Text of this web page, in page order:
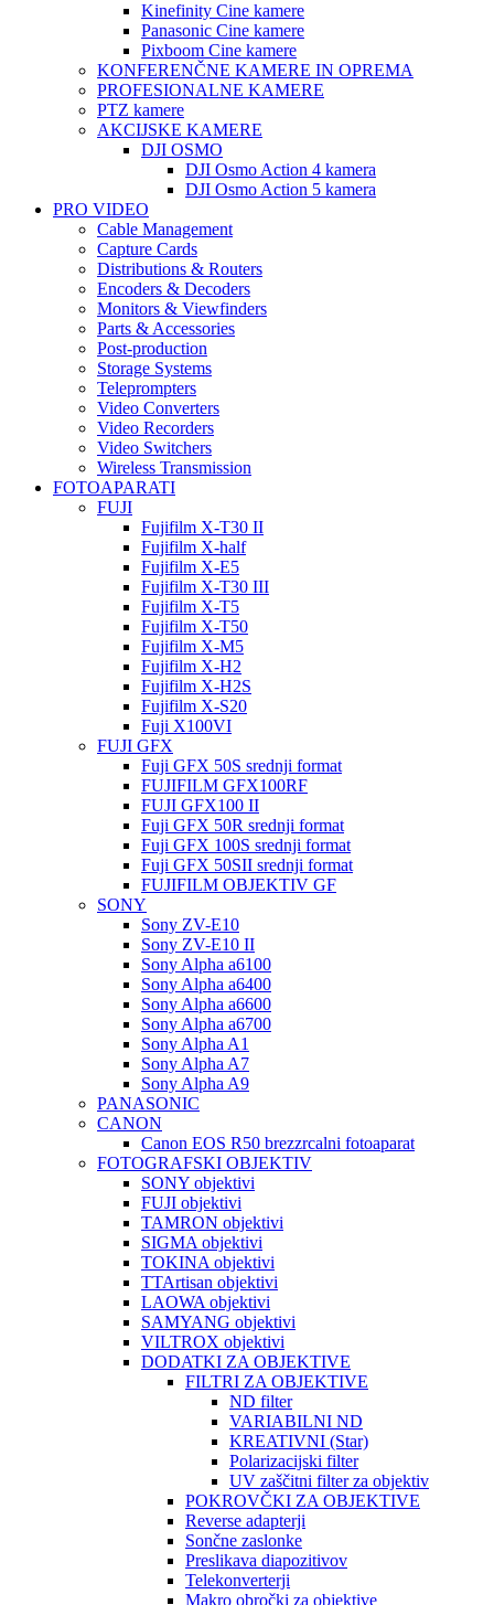
Kinefinity Cine kamere
Panasonic Cine kamere
Pixboom Cine kamere
KONFERENČNE KAMERE IN OPREMA
PROFESIONALNE KAMERE
PTZ kamere
AKCIJSKE KAMERE
DJI OSMO
DJI Osmo Action 4 kamera
DJI Osmo Action 5 kamera
PRO VIDEO
Cable Management
Capture Cards
Distributions & Routers
Encoders & Decoders
Monitors & Viewfinders
Parts & Accessories
Post-production
Storage Systems
Teleprompters
Video Converters
Video Recorders
Video Switchers
Wireless Transmission
FOTOAPARATI
FUJI
Fujifilm X-T30 II
Fujifilm X-half
Fujifilm X-E5
Fujifilm X-T30 III
Fujifilm X-T5
Fujifilm X-T50
Fujifilm X-M5
Fujifilm X-H2
Fujifilm X-H2S
Fujifilm X-S20
Fuji X100VI
FUJI GFX
Fuji GFX 50S srednji format
FUJIFILM GFX100RF
FUJI GFX100 II
Fuji GFX 50R srednji format
Fuji GFX 100S srednji format
Fuji GFX 50SII srednji format
FUJIFILM OBJEKTIV GF
SONY
Sony ZV-E10
Sony ZV-E10 II
Sony Alpha a6100
Sony Alpha a6400
Sony Alpha a6600
Sony Alpha a6700
Sony Alpha A1
Sony Alpha A7
Sony Alpha A9
PANASONIC
CANON
Canon EOS R50 brezzrcalni fotoaparat
FOTOGRAFSKI OBJEKTIV
SONY objektivi
FUJI objektivi
TAMRON objektivi
SIGMA objektivi
TOKINA objektivi
TTArtisan objektivi
LAOWA objektivi
SAMYANG objektivi
VILTROX objektivi
DODATKI ZA OBJEKTIVE
FILTRI ZA OBJEKTIVE
ND filter
VARIABILNI ND
KREATIVNI (Star)
Polarizacijski filter
UV zaščitni filter za objektiv
POKROVČKI ZA OBJEKTIVE
Reverse adapterji
Sončne zaslonke
Preslikava diapozitivov
Telekonverterji
Makro obročki za objektive